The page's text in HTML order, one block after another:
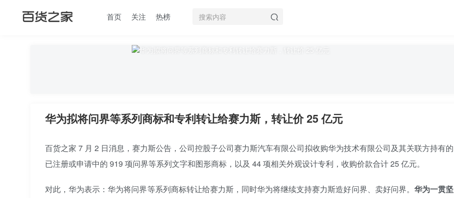
首页 关注 热榜
华为拟将问界等系列商标和专利转让给赛力斯，转让价 25 亿元
百货之家 7 月 2 日消息，赛力斯公告，公司控股子公司赛力斯汽车有限公司拟收购华为技术有限公司及其关联方持有的
已注册或申请中的 919 项问界等系列文字和图形商标，以及 44 项相关外观设计专利，收购价款合计 25 亿元。
对此，华为表示：华为将问界等系列商标转让给赛力斯，同时华为将继续支持赛力斯造好问界、卖好问界。 华为一贯坚